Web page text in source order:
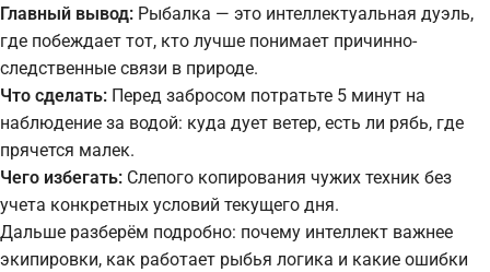
Главный вывод: Рыбалка — это интеллектуальная дуэль,
где побеждает тот, кто лучше понимает причинно-
следственные связи в природе.
Что сделать: Перед забросом потратьте 5 минут на
наблюдение за водой: куда дует ветер, есть ли рябь, где
прячется малек.
Чего избегать: Слепого копирования чужих техник без
учета конкретных условий текущего дня.
Дальше разберём подробно: почему интеллект важнее
экипировки, как работает рыбья логика и какие ошибки